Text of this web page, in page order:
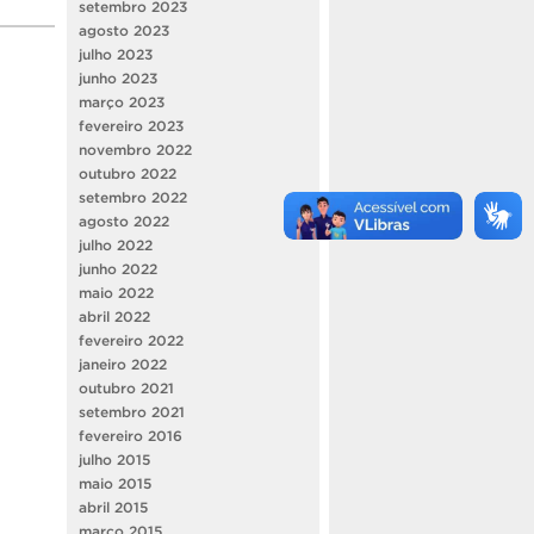
setembro 2023
agosto 2023
julho 2023
junho 2023
março 2023
fevereiro 2023
novembro 2022
outubro 2022
setembro 2022
agosto 2022
julho 2022
junho 2022
maio 2022
abril 2022
fevereiro 2022
janeiro 2022
outubro 2021
setembro 2021
fevereiro 2016
julho 2015
maio 2015
abril 2015
março 2015